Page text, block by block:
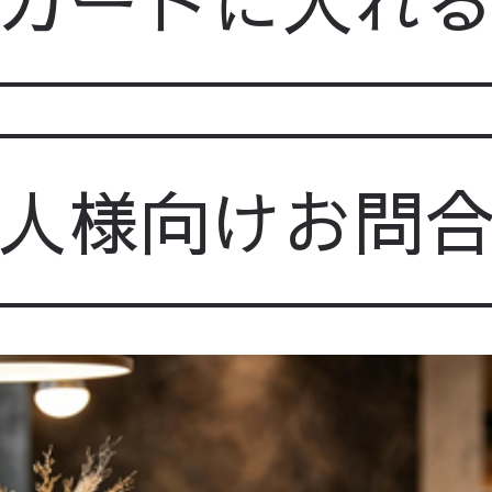
様向けお問